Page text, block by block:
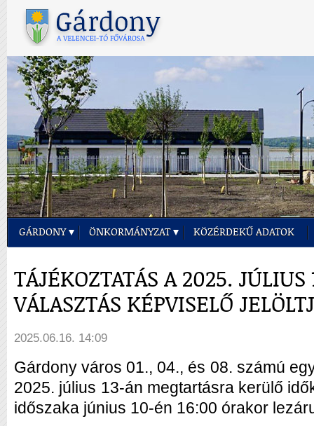
GÁRDONY ÖNKORMÁNYZAT KÖZÉRDEKŰ ADATOK
TÁJÉKOZTATÁS A 2025.
VÁLASZTÁS KÉPVISELŐ
2025.06.16. 14:09
Gárdony város 01., 04., és 08. számú
2025. július 13-án megtartásra kerülő
időszaka június 10-én 16:00 órakor